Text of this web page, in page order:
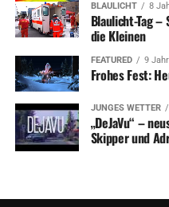
BLAULICHT 8
Blaulicht-Tag
die Kleinen
FEATURED 9
Frohes Fest:
JUNGES WETTER
„DeJaVu“ –
Skipper und